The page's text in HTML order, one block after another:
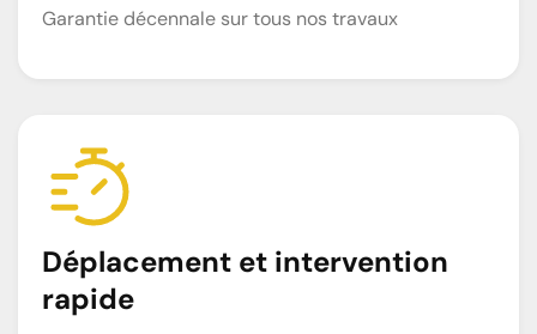
Garantie décennale sur tous nos travaux
Déplacement et intervention
rapide